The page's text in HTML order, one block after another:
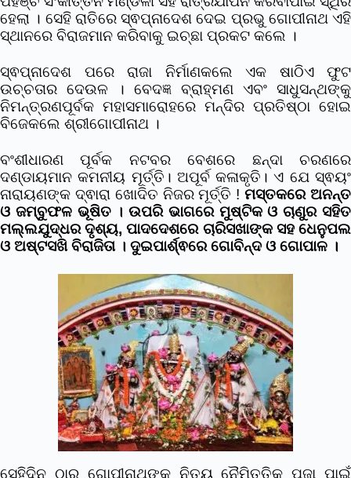
ହେଲା । ସେହି ରାତିରେ ସ୍ଵପ୍ନାଦେଶ ଦେଇ ପ୍ରଭୁ ଗୋପୀନାଥ ଏହି
ସ୍ଥାନରେ ବିରାଜମାନ କରିବାକୁ ଇଚ୍ଛା ପ୍ରକଟ କଲେ ।
ସ୍ଵପ୍ନାଦେଶ ପରେ ରାଜା ନିର୍ମାଣକଲେ ଏକ ଷାଠିଏ ଫୁଟ
ଉଚ୍ଚତାର ଦେଉଳ । ବେଦଜ୍ଞ ବ୍ରାହ୍ମଣ ଏବଂ ସାଧୁସନ୍ଥଙ୍କୁ
ନିମନ୍ତ୍ରଣପୂର୍ବକ ମହାସମାରୋହରେ ମନ୍ଦିର ପ୍ରତିଷ୍ଠା ହୋଇ
ବିଜେକଲେ ଶ୍ରୀଗୋପୀନାଥ ।
ବଂଶୀଧାରଣ ପୂର୍ବକ ନଟବର ବେଶରେ ଛନ୍ଦା ଚରଣରେ
ଦଣ୍ଡାୟମାନ କମନୀୟ ମୂର୍ତ୍ତି। ଅପୂର୍ବ କଳାକୃତି। ଏ ଯେ ସ୍ଵୟଂ
ନାରାୟଣଙ୍କ ଦ୍ଵାରା ଖୋଦିତ ନିଜର ମୂର୍ତ୍ତି !ମସ୍ତକରେ ଅନନ୍ତ
ଓ ଜମ୍ବୁଫଳ ଭୂଷିତ । ଉପରି ଭାଗରେ ମୁଷ୍ଟିକ ଓ ଚାଣୁର ସହିତ
ମଲ୍ଲଯୁଦ୍ଧର ଦୃଶ୍ୟ, ପାଦଦେଶରେ ଚାରିସଖାଙ୍କ ସହ ଧେନୁପଲ
ଓ ଅଷ୍ଟସଖି ବିରାଜିତା । ଦୁଇପାର୍ଶ୍ଵରେ ଗୋବିନ୍ଦ ଓ ଗୋପାଳ ।
ସେହିଦିନ ଠାରୁ ଗୋପୀନାଥଙ୍କ ନିତ୍ୟ ନୈମିତ୍ତିକ ପୂଜା ପାଇଁ